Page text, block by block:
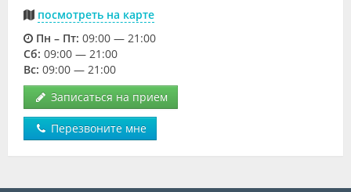
посмотреть на карте
Пн – Пт: 09:00 — 21:00
Cб: 09:00 — 21:00
Вс: 09:00 — 21:00
Записаться на прием
Перезвоните мне